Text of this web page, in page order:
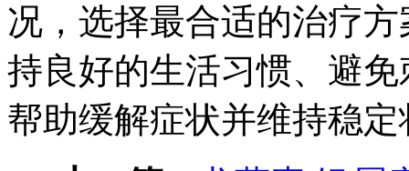
况，选择最合适的治疗
持良好的生活习惯、避
帮助缓解症状并维持稳定